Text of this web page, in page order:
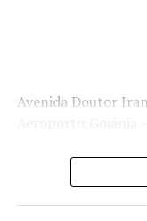
Avenida Doutor